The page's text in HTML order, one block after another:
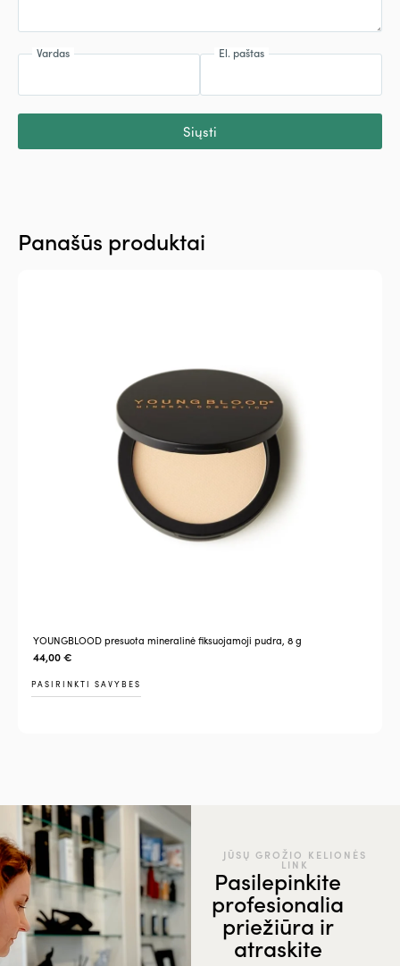
Vardas El. paštas
Siųsti
Panašūs produktai
YOUNGBLOOD presuota mineralinė fiksuojamoji pudra, 8 g
44,00€
PASIRINKTI SAVYBES
JŪSŲ GROŽIO KELIONĖS
LINK
Pasilepinkite
profesionalia
priežiūra ir
atraskite